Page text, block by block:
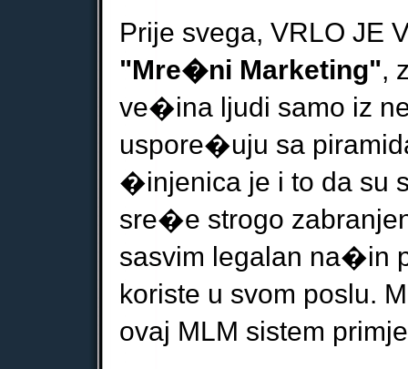
Prije svega, VRLO JE
"Mre�ni Marketing",
ve�ina ljudi samo iz
uspore�uju sa
�injenica je i to da su
sre�e strogo
sasvim legalan na�in
koriste u svom poslu.
ovaj MLM sistem